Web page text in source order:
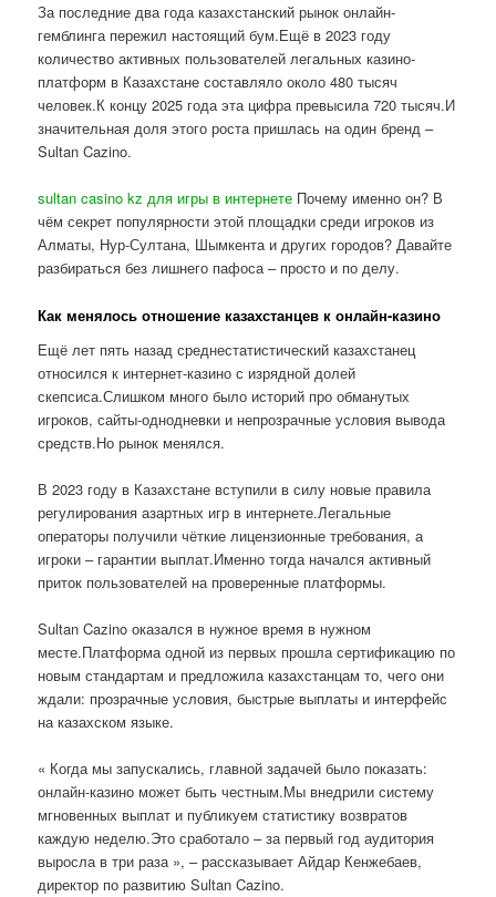
За последние два года казахстанский рынок онлайн-
гемблинга пережил настоящий бум.Ещё в 2023 году
количество активных пользователей легальных казино-
платформ в Казахстане составляло около 480 тысяч
человек.К концу 2025 года эта цифра превысила 720 тысяч.И
значительная доля этого роста пришлась на один бренд –
Sultan Cazino.
sultan casino kz для игры в интернете Почему именно он? В
чём секрет популярности этой площадки среди игроков из
Алматы, Нур-Султана, Шымкента и других городов? Давайте
разбираться без лишнего пафоса – просто и по делу.
Как менялось отношение казахстанцев к онлайн-казино
Ещё лет пять назад среднестатистический казахстанец
относился к интернет-казино с изрядной долей
скепсиса.Слишком много было историй про обманутых
игроков, сайты-однодневки и непрозрачные условия вывода
средств.Но рынок менялся.
В 2023 году в Казахстане вступили в силу новые правила
регулирования азартных игр в интернете.Легальные
операторы получили чёткие лицензионные требования, а
игроки – гарантии выплат.Именно тогда начался активный
приток пользователей на проверенные платформы.
Sultan Cazino оказался в нужное время в нужном
месте.Платформа одной из первых прошла сертификацию по
новым стандартам и предложила казахстанцам то, чего они
ждали: прозрачные условия, быстрые выплаты и интерфейс
на казахском языке.
« Когда мы запускались, главной задачей было показать:
онлайн-казино может быть честным.Мы внедрили систему
мгновенных выплат и публикуем статистику возвратов
каждую неделю.Это сработало – за первый год аудитория
выросла в три раза », – рассказывает Айдар Кенжебаев,
директор по развитию Sultan Cazino.